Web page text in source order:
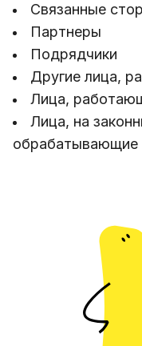
Связанные
Партнеры
Подрядчики
Другие лица,
Лица,
Лица, на
обрабатывающие